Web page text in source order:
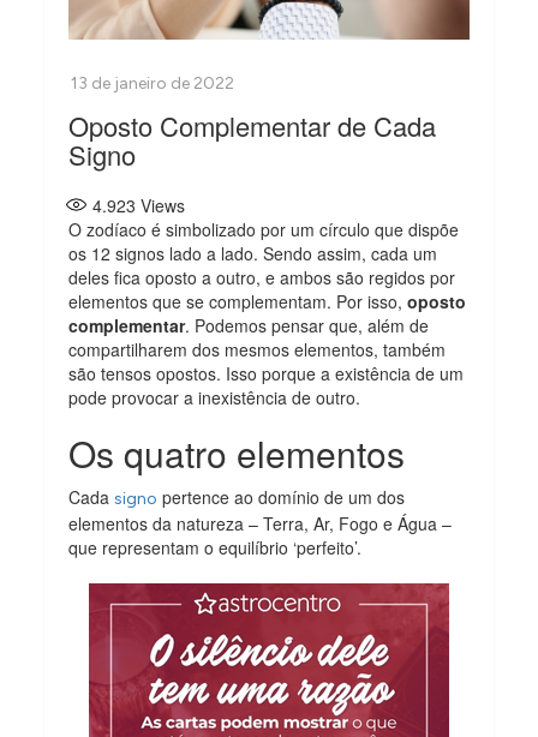
Oposto Complementar de Cada
Signo
4.923 Views
O zodíaco é simbolizado por um círculo que dispõe
os 12 signos lado a lado. Sendo assim, cada um
deles fica oposto a outro, e ambos são regidos por
elementos que se complementam. Por isso,oposto
complementar. Podemos pensar que, além de
compartilharem dos mesmos elementos, também
são tensos opostos. Isso porque a existência de um
pode provocar a inexistência de outro.
Os quatro elementos
Cadasigno pertence ao domínio de um dos
elementos da natureza – Terra, Ar, Fogo e Água –
que representam o equilíbrio ‘perfeito’.